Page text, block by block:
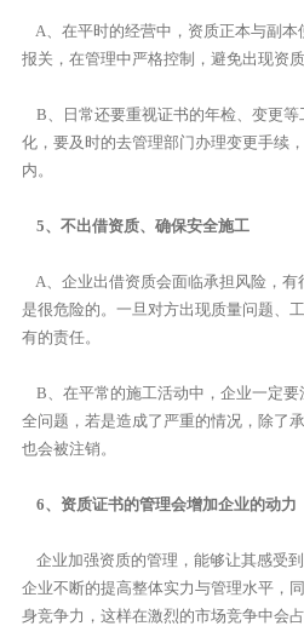
A、在平时的经营中，资质正本与副本
报关，在管理中严格控制，避免出现资
B、日常还要重视证书的年检、变更
化，要及时的去管理部门办理变更手续
内。
5、不出借资质、确保安全施工
A、企业出借资质会面临承担风险，有
是很危险的。一旦对方出现质量问题、
有的责任。
B、在平常的施工活动中，企业一定
全问题，若是造成了严重的情况，除了
也会被注销。
6、资质证书的管理会增加企业的动力
企业加强资质的管理，能够让其感受
企业不断的提高整体实力与管理水平，
身竞争力，这样在激烈的市场竞争中会占